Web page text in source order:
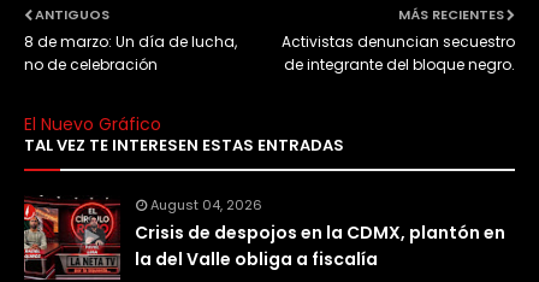
MÁS RECIENTES
Activistas denuncian secuestro
de integrante del bloque negro.
ANTIGUOS
8 de marzo: Un día de lucha,
no de celebración
El Nuevo Gráfico
TAL VEZ TE INTERESEN ESTAS ENTRADAS
August 04, 2026
Crisis de despojos en la CDMX, plantón en
la del Valle obliga a fiscalía